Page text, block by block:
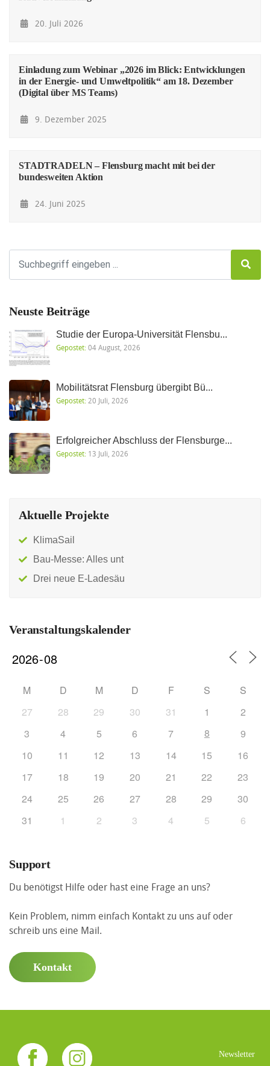
20. Juli 2026
Einladung zum Webinar „2026 im Blick: Entwicklungen
in der Energie- und Umweltpolitik“ am 18. Dezember
(Digital über MS Teams)
9. Dezember 2025
STADTRADELN – Flensburg macht mit bei der
bundesweiten Aktion
24. Juni 2025
Neuste Beiträge
Studie der Europa-Universität Flensbu...
Gepostet:04 August, 2026
Mobilitätsrat Flensburg übergibt Bü...
Gepostet: 20 Juli, 2026
Erfolgreicher Abschluss der Flensburge...
Gepostet: 13 Juli, 2026
Aktuelle Projekte
KlimaSail
Bau-Messe: Alles unt
Drei neue E-Ladesäu
Veranstaltungskalender
M D M D F S
S
27
28 29 30 31 1
2
3
4 5 6 7 8
9
10
11 12 13 14 15
16
17
18 19 20 21 22
23
24
25 26 27 28 29
30
31
1 2 3 4 5 6
Support
Du benötigst Hilfe oder hast eine Frage an uns?
Kein Problem, nimm einfach Kontakt zu uns auf oder
schreib uns eine Mail.
Kontakt
Newsletter